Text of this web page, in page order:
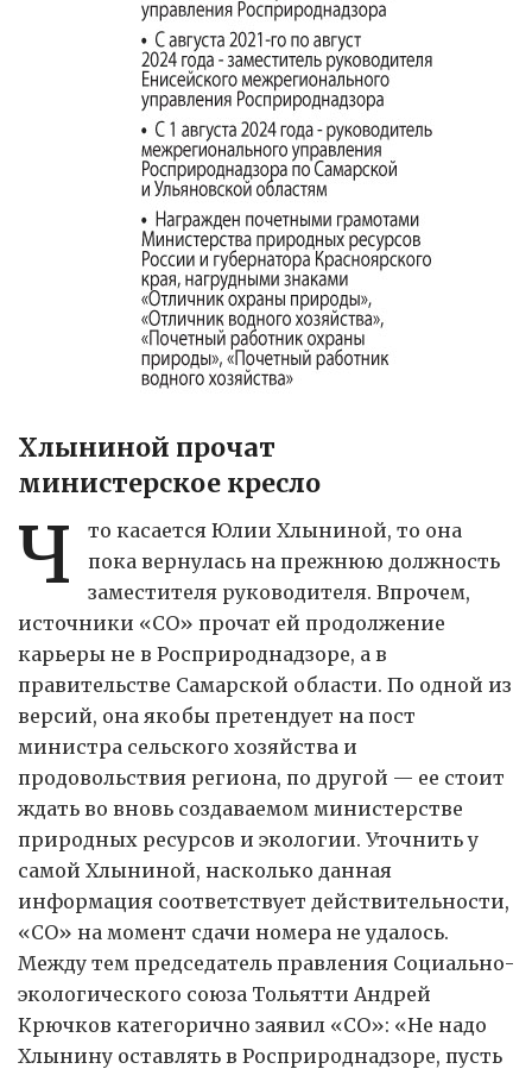
Хлыниной прочат
министерское кресло
Ч
то касается Юлии Хлыниной, то она
пока вернулась на прежнюю должность
заместителя руководителя. Впрочем,
источники «СО» прочат ей продолжение
карьеры не в Росприроднадзоре, а в
правительстве Самарской области. По одной из
версий, она якобы претендует на пост
министра сельского хозяйства и
продовольствия региона, по другой — ее стоит
ждать во вновь создаваемом министерстве
природных ресурсов и экологии. Уточнить у
самой Хлыниной, насколько данная
информация соответствует действительности,
«СО» на момент сдачи номера не удалось.
Между тем председатель правления Социально-
экологического союза Тольятти Андрей
Крючков категорично заявил «СО»: «Не надо
Хлынину оставлять в Росприроднадзоре, пусть